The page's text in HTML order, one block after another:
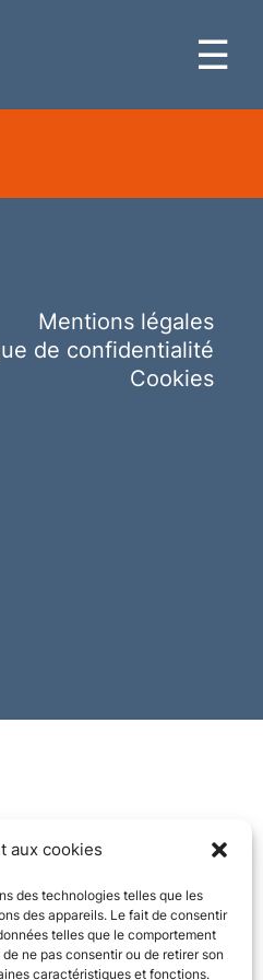
aux cookies
des technologies telles que les
des appareils. Le fait de consentir
telles que le comportement
ne pas consentir ou de retirer son
caractéristiques et fonctions.
☰
Mentions légales
de confidentialité
Cookies